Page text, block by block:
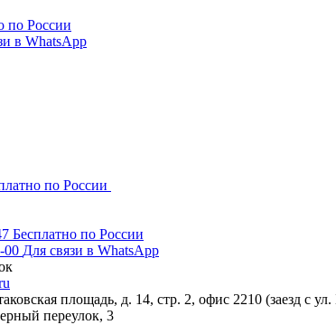
по России
в WhatsApp
по России
Бесплатно по России
00 Для связи в WhatsApp
площадь, д. 14, стр. 2, офис 2210 (заезд с ул.
переулок, 3